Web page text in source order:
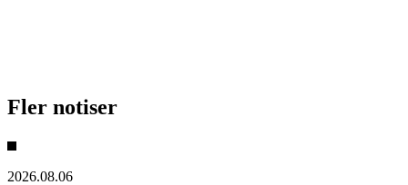
Fler notiser
2026.08.06